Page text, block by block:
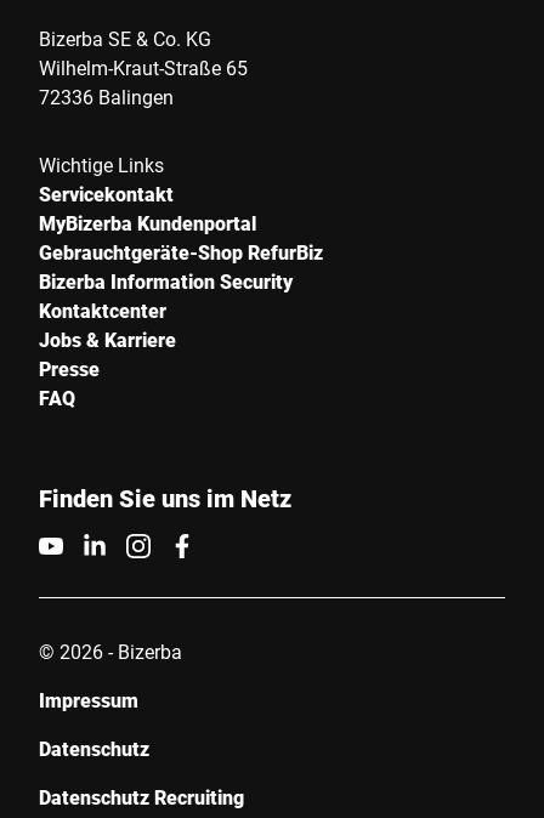
PLZ *
Stadt *
Land *
Ihre Nachricht an uns *
Hiermit bestätige ich, dass ich mit der Nutzung meiner Daten zur
Informationen finden Sie in den
Bizerba SE & Co. KG
Wilhelm-Kraut-Straße 65
72336 Balingen
Wichtige Links
Servicekontakt
MyBizerba Kundenportal
Gebrauchtgeräte-Shop RefurBiz
Bizerba Information Security
Kontaktcenter
Jobs & Karriere
Presse
FAQ
Finden Sie uns im Netz
© 2026 - Bizerba
Impressum
Datenschutz
Datenschutz Recruiting